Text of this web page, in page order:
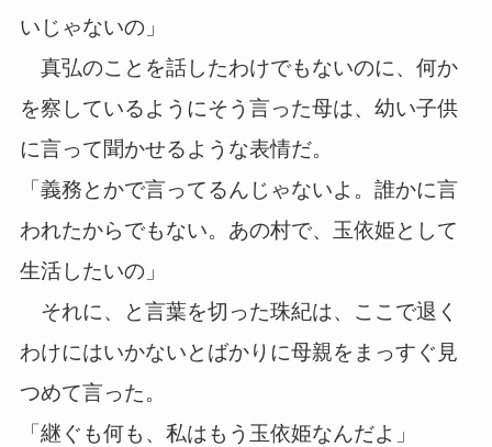
いじゃないの」
真弘のことを話したわけでもないのに、何か
を察しているようにそう言った母は、幼い子供
に言って聞かせるような表情だ。
「義務とかで言ってるんじゃないよ。誰かに言
われたからでもない。あの村で、玉依姫として
生活したいの」
それに、と言葉を切った珠紀は、ここで退く
わけにはいかないとばかりに母親をまっすぐ見
つめて言った。
「継ぐも何も、私はもう玉依姫なんだよ」